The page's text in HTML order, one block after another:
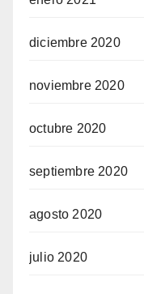
diciembre 2020
noviembre 2020
octubre 2020
septiembre 2020
agosto 2020
julio 2020